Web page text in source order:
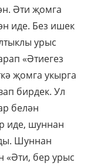
Әти җомга
иде. Без ишек
урыс
«Әтиегез
җомга укырга
бирдек. Ул
белән
иде, шуннан
Шуннан
«Әти, бер урыс